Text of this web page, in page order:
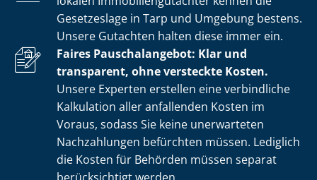
Gesetzeslage in Tarp und Umgebung bestens.
Unsere Gutachten halten diese immer ein.
Faires Pauschalangebot: Klar und
transparent, ohne versteckte Kosten.
Unsere Experten erstellen eine verbindliche
Kalkulation aller anfallenden Kosten im
Voraus, sodass Sie keine unerwarteten
Nachzahlungen befürchten müssen. Lediglich
die Kosten für Behörden müssen separat